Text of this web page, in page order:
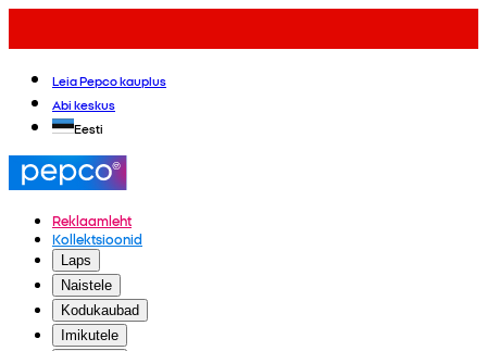
Leia Pepco kauplus
Abi keskus
Eesti
Reklaamleht
Kollektsioonid
Laps
Naistele
Kodukaubad
Imikutele